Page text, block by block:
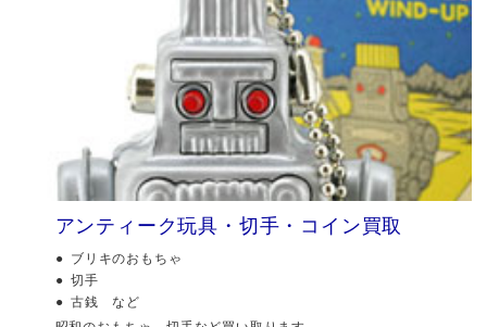
アンティーク玩具・切手・コイン買取
ブリキのおもちゃ
切手
古銭 など